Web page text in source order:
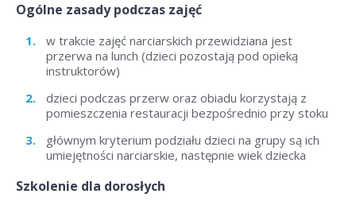
Ogólne zasady podczas zajęć
w trakcie zajęć narciarskich przewidziana jest
przerwa na lunch (dzieci pozostają pod opieką
instruktorów)
dzieci podczas przerw oraz obiadu korzystają z
pomieszczenia restauracji bezpośrednio przy stoku
głównym kryterium podziału dzieci na grupy są ich
umiejętności narciarskie, następnie wiek dziecka
Szkolenie dla dorosłych